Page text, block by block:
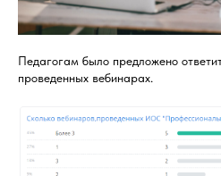
Педагогам было предложено
проведенных вебинарах.